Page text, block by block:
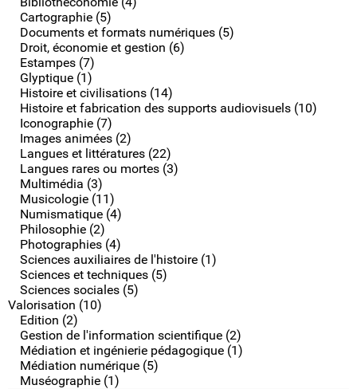
Cartographie (5)
Documents et formats numériques (5)
Droit, économie et gestion (6)
Estampes (7)
Glyptique (1)
Histoire et civilisations (14)
Histoire et fabrication des supports audiovisuels (10)
Iconographie (7)
Images animées (2)
Langues et littératures (22)
Langues rares ou mortes (3)
Multimédia (3)
Musicologie (11)
Numismatique (4)
Philosophie (2)
Photographies (4)
Sciences auxiliaires de l'histoire (1)
Sciences et techniques (5)
Sciences sociales (5)
Valorisation (10)
Edition (2)
Gestion de l'information scientifique (2)
Médiation et ingénierie pédagogique (1)
Médiation numérique (5)
Muséographie (1)